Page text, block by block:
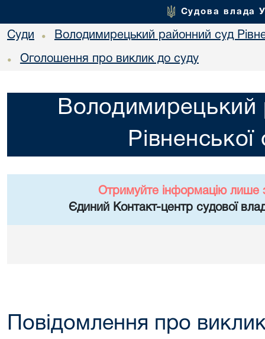
Судова влада
Суди • Володимирецький районний суд
• Оголошення про виклик до суду
Володимирецький
Рівненської
Отримуйте інформацію лише
Єдиний Контакт-центр судової
Повідомлення про